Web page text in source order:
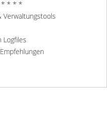
* * * *
Verwaltungstools
Logfiles